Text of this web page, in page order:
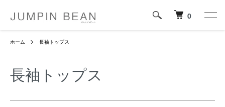
0
ホーム 長袖トップス
長袖トップス